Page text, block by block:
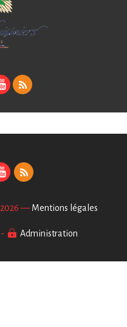
2026 — Mentions légales
- Administration